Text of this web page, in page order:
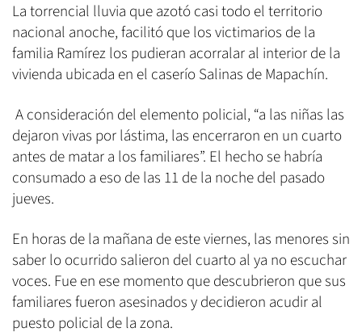
La torrencial lluvia que azotó casi todo el territorio
nacional anoche, facilitó que los victimarios de la
familia Ramírez los pudieran acorralar al interior de la
vivienda ubicada en el caserío Salinas de Mapachín.
A consideración del elemento policial, “a las niñas las
dejaron vivas por lástima, las encerraron en un cuarto
antes de matar a los familiares”. El hecho se habría
consumado a eso de las 11 de la noche del pasado
jueves.
En horas de la mañana de este viernes, las menores sin
saber lo ocurrido salieron del cuarto al ya no escuchar
voces. Fue en ese momento que descubrieron que sus
familiares fueron asesinados y decidieron acudir al
puesto policial de la zona.